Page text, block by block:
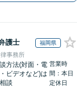
護士 福岡県
事務所
方法(対面・電
ビデオなど)は
談
営業時
間：本日
定休日